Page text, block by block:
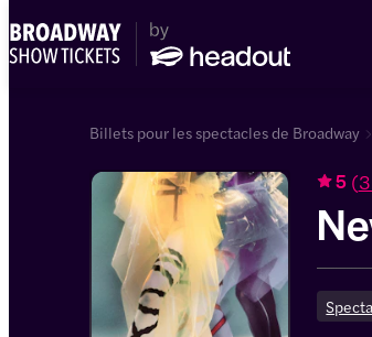
Billets pour les spectacles de Broadway
5 (